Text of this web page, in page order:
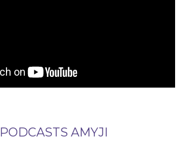
PODCASTS AMYJI